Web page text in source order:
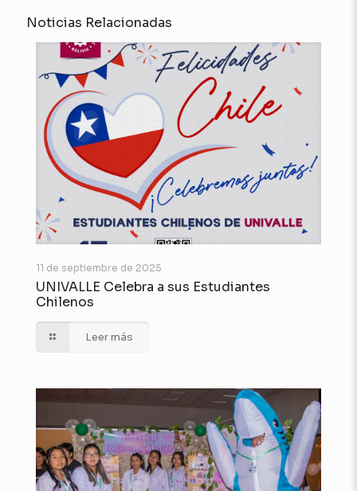
Noticias Relacionadas
11 de septiembre de 2025
UNIVALLE Celebra a sus Estudiantes
Chilenos
Leer más